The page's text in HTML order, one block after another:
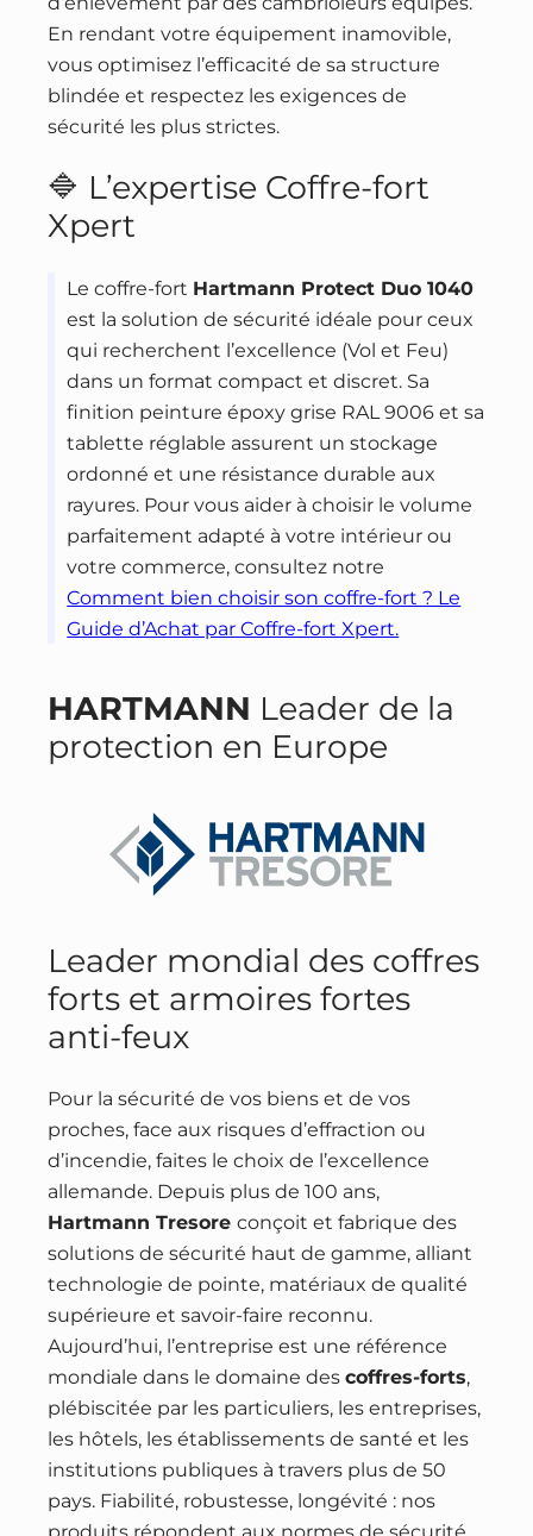
En rendant votre équipement inamovible,
vous optimisez l’efficacité de sa structure
blindée et respectez les exigences de
sécurité les plus strictes.
🔷 L’expertise Coffre-fort
Xpert
Le coffre-fort Hartmann Protect Duo 1040
est la solution de sécurité idéale pour ceux
qui recherchent l’excellence (Vol et Feu)
dans un format compact et discret. Sa
finition peinture époxy grise RAL 9006 et sa
tablette réglable assurent un stockage
ordonné et une résistance durable aux
rayures. Pour vous aider à choisir le volume
parfaitement adapté à votre intérieur ou
votre commerce, consultez notre
Comment bien choisir son coffre-fort ? Le
Guide d’Achat par Coffre-fort Xpert.
HARTMANN Leader de la
protection en Europe
Leader mondial des coffres
forts et armoires fortes
anti-feux
Pour la sécurité de vos biens et de vos
proches, face aux risques d’effraction ou
d’incendie, faites le choix de l’excellence
allemande. Depuis plus de 100 ans,
Hartmann Tresore conçoit et fabrique des
solutions de sécurité haut de gamme, alliant
technologie de pointe, matériaux de qualité
supérieure et savoir-faire reconnu.
Aujourd’hui, l’entreprise est une référence
mondiale dans le domaine des coffres-forts,
plébiscitée par les particuliers, les entreprises,
les hôtels, les établissements de santé et les
institutions publiques à travers plus de 50
pays. Fiabilité, robustesse, longévité : nos